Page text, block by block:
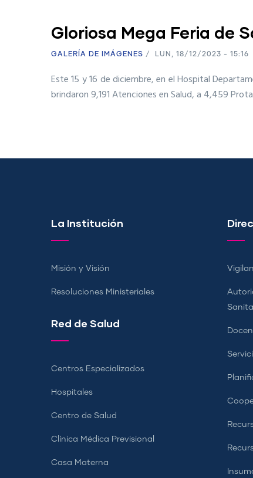
Gloriosa Mega Feria de
GALERÍA DE IMÁGENES / LUN, 18/12/2023 - 15:16
Este 15 y 16 de diciembre, en el Hospital
brindaron 9,191 Atenciones en Salud, a 4,459
La Institución
Misión y Visión
Resoluciones Ministeriales
Red de Salud
Centros Especializados
Hospitales
Centro de Salud
Clínica Médica Previsional
Casa Materna